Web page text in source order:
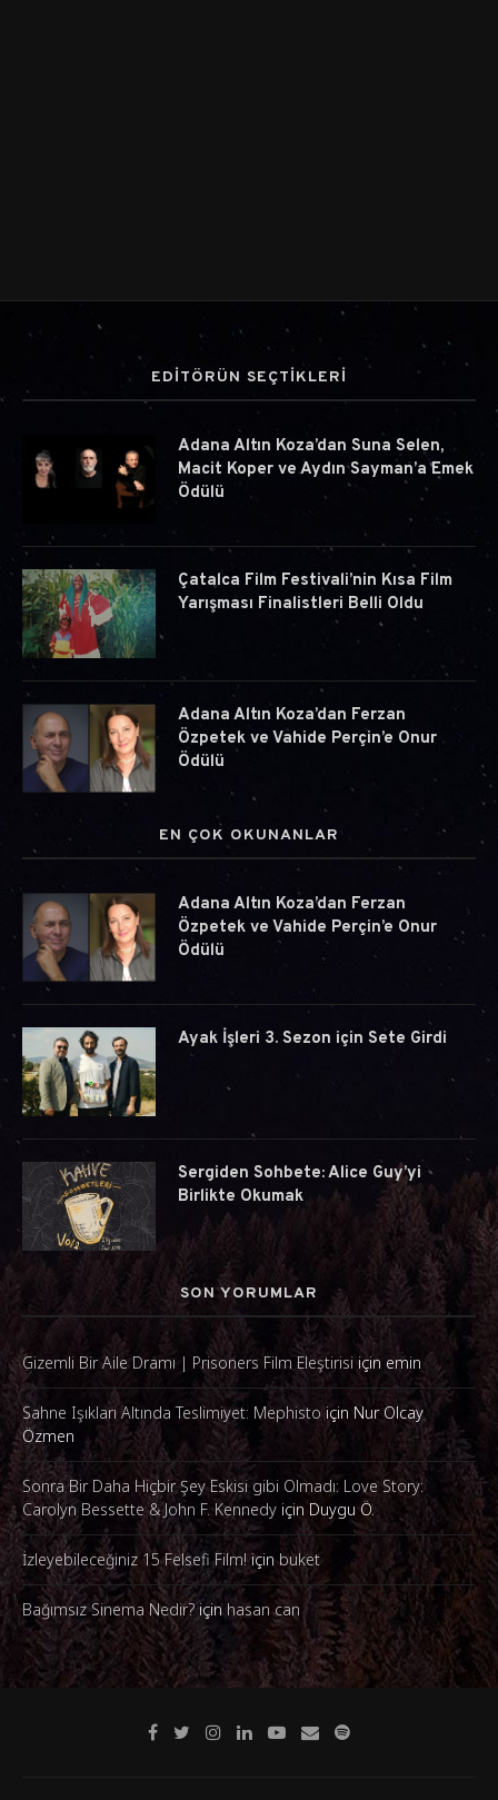
EDİTÖRÜN SEÇTİKLERİ
Adana Altın Koza’dan Suna Selen,
Macit Koper ve Aydın Sayman’a Emek
Ödülü
Çatalca Film Festivali’nin Kısa Film
Yarışması Finalistleri Belli Oldu
Adana Altın Koza’dan Ferzan
Özpetek ve Vahide Perçin’e Onur
Ödülü
EN ÇOK OKUNANLAR
Adana Altın Koza’dan Ferzan
Özpetek ve Vahide Perçin’e Onur
Ödülü
Ayak İşleri 3. Sezon için Sete Girdi
Sergiden Sohbete: Alice Guy’yi
Birlikte Okumak
SON YORUMLAR
Gizemli Bir Aile Dramı | Prisoners Film Eleştirisi için emin
Sahne Işıkları Altında Teslimiyet: Mephisto için Nur Olcay
Özmen
Sonra Bir Daha Hiçbir Şey Eskisi gibi Olmadı: Love Story:
Carolyn Bessette & John F. Kennedy için Duygu Ö.
İzleyebileceğiniz 15 Felsefi Film!içinbuket
Bağımsız Sinema Nedir?içinhasan can